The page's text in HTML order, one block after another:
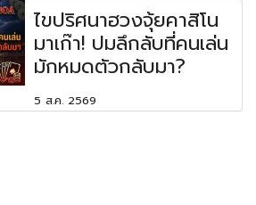
ไขปริศนาฮวงจุ้ยคาสิโน
มาเก๊า! ปมลึกลับที่คนเล่น
มักหมดตัวกลับมา?
5 ส.ค. 2569